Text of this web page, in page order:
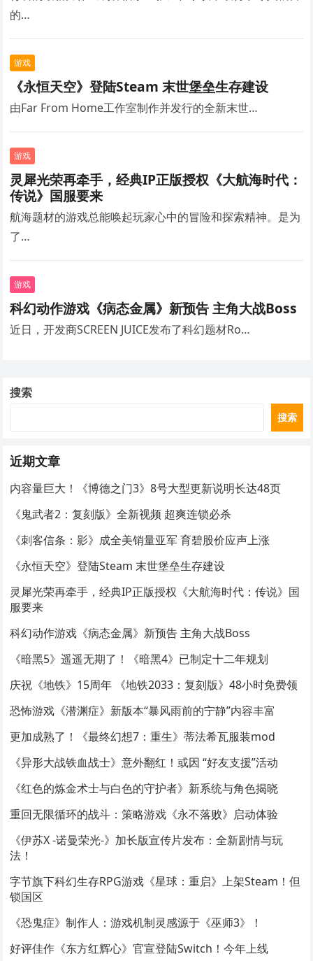
的…
游戏
《永恒天空》登陆Steam 末世堡垒生存建设
由Far From Home工作室制作并发行的全新末世…
游戏
灵犀光荣再牵手，经典IP正版授权《大航海时代：
传说》国服要来
航海题材的游戏总能唤起玩家心中的冒险和探索精神。是为
了…
游戏
科幻动作游戏《病态金属》新预告 主角大战Boss
近日，开发商SCREEN JUICE发布了科幻题材Ro…
搜索
搜索
近期文章
内容量巨大！《博德之门3》8号大型更新说明长达48页
《鬼武者2：复刻版》全新视频 超爽连锁必杀
《刺客信条：影》成全美销量亚军 育碧股价应声上涨
《永恒天空》登陆Steam 末世堡垒生存建设
灵犀光荣再牵手，经典IP正版授权《大航海时代：传说》国
服要来
科幻动作游戏《病态金属》新预告 主角大战Boss
《暗黑5》遥遥无期了！《暗黑4》已制定十二年规划
庆祝《地铁》15周年 《地铁2033：复刻版》48小时免费领
恐怖游戏《潜渊症》新版本“暴风雨前的宁静”内容丰富
更加成熟了！《最终幻想7：重生》蒂法希瓦服装mod
《异形大战铁血战士》意外翻红！或因 “好友支援”活动
《红色的炼金术士与白色的守护者》新系统与角色揭晓
重回无限循环的战斗：策略游戏《永不落败》启动体验
《伊苏X -诺曼荣光-》加长版宣传片发布：全新剧情与玩
法！
字节旗下科幻生存RPG游戏《星球：重启》上架Steam！但
锁国区
《恐鬼症》制作人：游戏机制灵感源于《巫师3》！
好评佳作《东方红辉心》官宣登陆Switch！今年上线